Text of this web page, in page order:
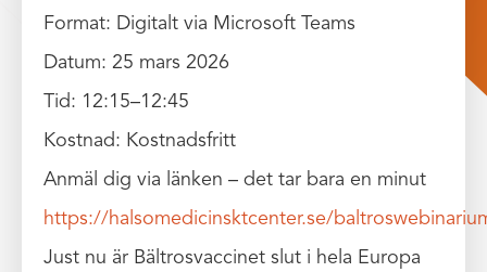
Format: Digitalt via Microsoft Teams
Datum: 25 mars 2026
Tid: 12:15–12:45
Kostnad: Kostnadsfritt
Anmäl dig via länken – det tar bara en minut
https://halsomedicinsktcenter.se/
Just nu är Bältrosvaccinet slut i hela Europa